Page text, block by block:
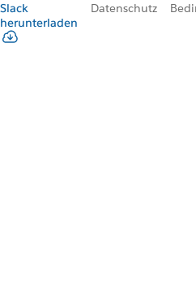
Slack
herunterladen
Datenschutz